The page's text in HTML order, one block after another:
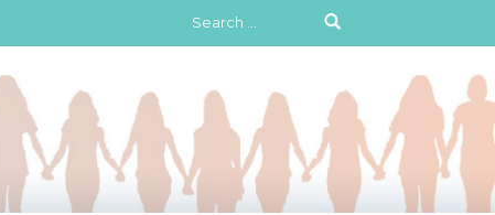
Search
for: